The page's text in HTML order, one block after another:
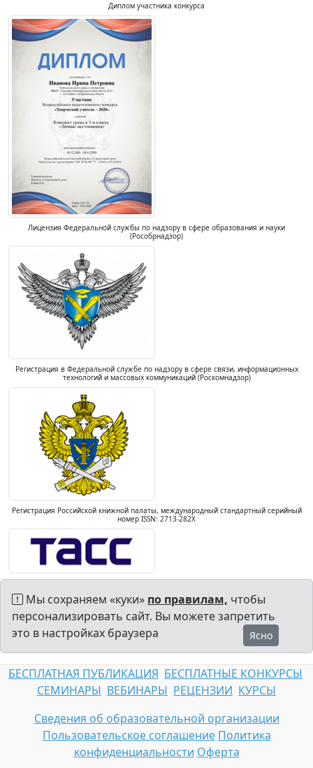
Диплом участника конкурса
Лицензия Федеральной службы по надзору в сфере образования и науки
(Рособрнадзор)
Регистрация в Федеральной службе по надзору в сфере связи, информационных
технологий и массовых коммуникаций (Роскомнадзор)
Регистрация Российской книжной палаты, международный стандартный серийный
номер ISSN: 2713-282X
Мы сохраняем «куки» по правилам, чтобы
персонализировать сайт. Вы можете запретить
это в настройках браузера
Ясно
БЕСПЛАТНАЯ ПУБЛИКАЦИЯ БЕСПЛАТНЫЕ КОНКУРСЫ
СЕМИНАРЫ ВЕБИНАРЫ РЕЦЕНЗИИ КУРСЫ
Сведения об образовательной организации
Пользовательское соглашение Политика
конфиденциальности Оферта